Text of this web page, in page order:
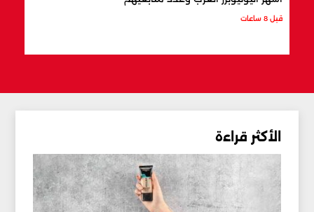
قبل 8 ساعات
الأكثر قراءة